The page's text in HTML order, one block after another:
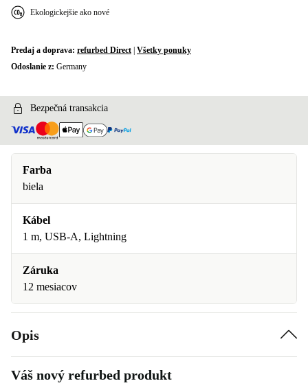
Ekologickejšie ako nové
Predaj a doprava: refurbed Direct Všetky ponuky
Odoslanie z: Germany
Bezpečná transakcia
Farba
biela
Kábel
1 m, USB-A, Lightning
Záruka
12 mesiacov
Opis
Váš nový refurbed produkt